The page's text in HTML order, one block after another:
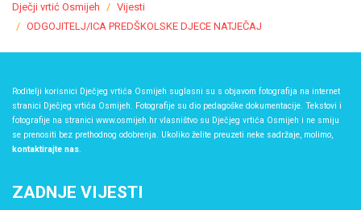
Dječji vrtić Osmijeh
Vijesti
ODGOJITELJ/ICA PREDŠKOLSKE DJECE NATJEČAJ
Roditelji korisnici Dječjeg vrtića Osmijeh suglasni su s objavom fotografija na internet
stranici Dječjeg vrtića Osmijeh. Fotografije su dio pedagoške dokumentacije. Tekstovi i
fotografije na stranici www.osmijeh.hr vlasništvo su Dječjeg vrtića Osmijeh i ne smiju
se prenositi bez prethodnog odobrenja. Ukoliko želite preuzeti neke sadržaje, molimo,
kontaktirajte nas.
ZADNJE VIJESTI